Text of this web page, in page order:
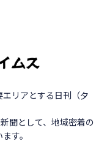
リアとする日刊（夕
聞として、地域密着の
す。